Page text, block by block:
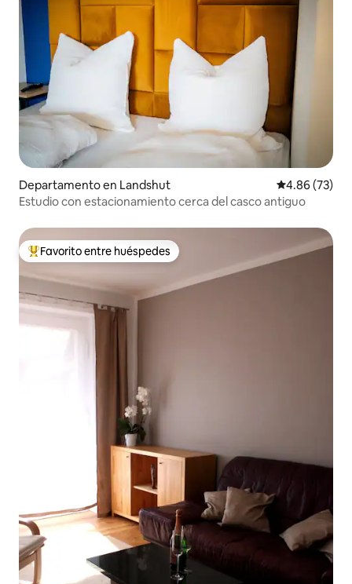
Departamento en Landshut Calificación
4.86 (73)
Estudio con estacionamiento cerca del casco antiguo
De los mejores en Favorito entre huéspedes
Favorito entre huéspedes